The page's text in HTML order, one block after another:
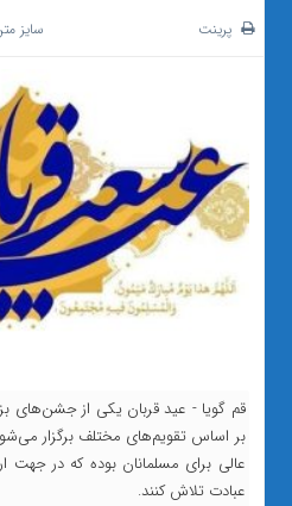
پرینت
سایز
قم گویا - عید قربان یکی از جشن‌های
بر اساس تقویم‌های مختلف برگزار
عالی برای مسلمانان بوده که در جهت
عبادت تلاش کنند.